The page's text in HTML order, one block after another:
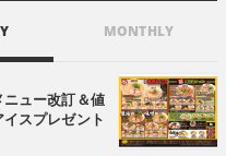
MONTHLY
ニュー改訂＆値
イスプレゼント